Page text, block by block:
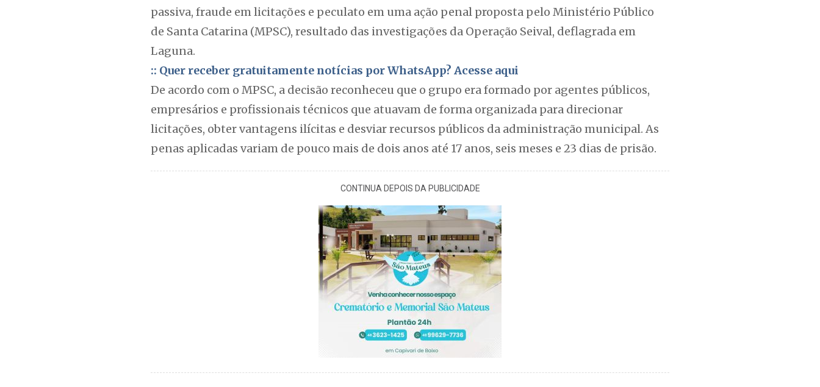
passiva, fraude em licitações e peculato em uma ação penal proposta pelo Ministério Público
de Santa Catarina (MPSC), resultado das investigações da Operação Seival, deflagrada em
Laguna.
:: Quer receber gratuitamente notícias por WhatsApp? Acesse aqui
De acordo com o MPSC, a decisão reconheceu que o grupo era formado por agentes públicos,
empresários e profissionais técnicos que atuavam de forma organizada para direcionar
licitações, obter vantagens ilícitas e desviar recursos públicos da administração municipal. As
penas aplicadas variam de pouco mais de dois anos até 17 anos, seis meses e 23 dias de prisão.
CONTINUA DEPOIS DA PUBLICIDADE